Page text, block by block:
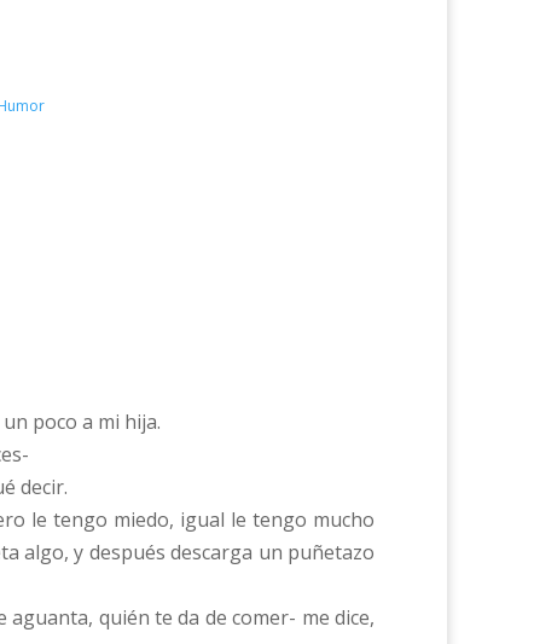
poco a mi hija.
decir.
le tengo miedo, igual le tengo mucho
algo, y después descarga un puñetazo
quién te da de comer- me dice,